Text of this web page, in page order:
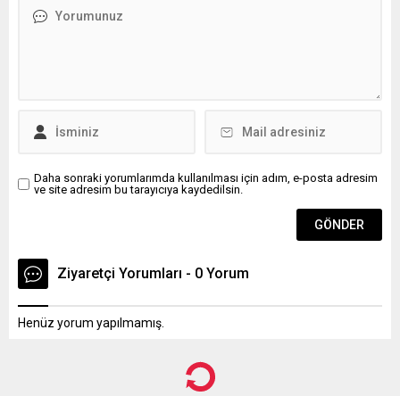
Daha sonraki yorumlarımda kullanılması için adım, e-posta adresim
ve site adresim bu tarayıcıya kaydedilsin.
Ziyaretçi Yorumları - 0 Yorum
Henüz yorum yapılmamış.